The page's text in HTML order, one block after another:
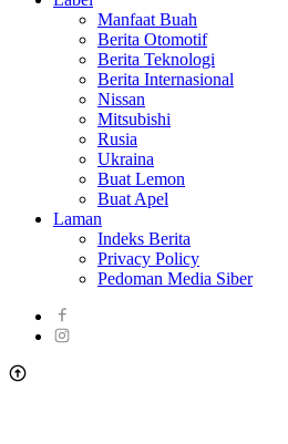
Manfaat Buah
Berita Otomotif
Berita Teknologi
Berita Internasional
Nissan
Mitsubishi
Rusia
Ukraina
Buat Lemon
Buat Apel
Laman
Indeks Berita
Privacy Policy
Pedoman Media Siber